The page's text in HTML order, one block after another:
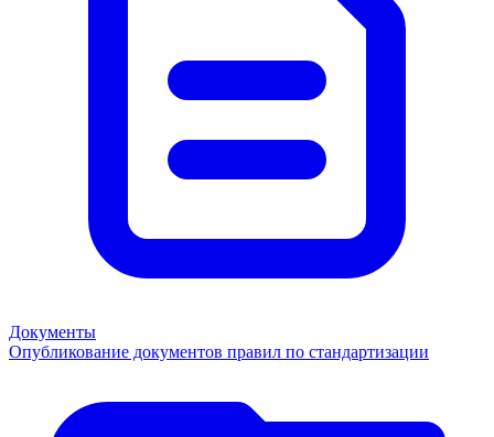
Документы
Опубликование документов правил по стандартизации